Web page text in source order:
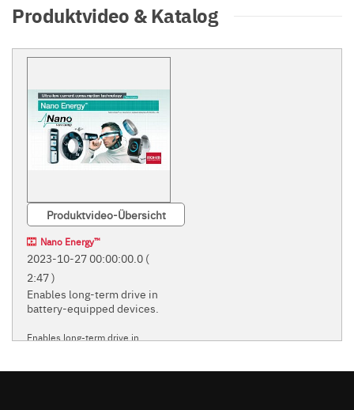
Produktvideo & Katalog
Produktvideo-Übersicht
Nano Energy™
2023-10-27 00:00:00.0 (
2:47 )
Enables long-term drive in
battery-equipped devices.
Enables long-term drive in